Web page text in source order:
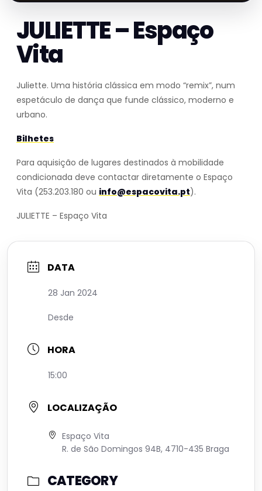
JULIETTE – Espaço
Vita
Juliette. Uma história clássica em modo “remix”, num
espetáculo de dança que funde clássico, moderno e
urbano.
Bilhetes
Para aquisição de lugares destinados à mobilidade
condicionada deve contactar diretamente o Espaço
Vita (253.203.180 ou info@espacovita.pt).
JULIETTE – Espaço Vita
DATA
28 Jan 2024
Desde
HORA
15:00
LOCALIZAÇÃO
Espaço Vita
R. de São Domingos 94B, 4710-435 Braga
CATEGORY